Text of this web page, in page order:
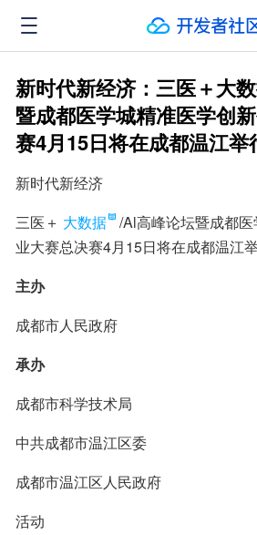
新时代新经济：三医＋大
暨成都医学城精准医学创
赛4月15日将在成都温江举
新时代新经济
三医＋ 大数据
/Al高峰论坛暨成都
业大赛总决赛4月15日将在成都温江举
主办
成都市人民政府
承办
成都市科学技术局
中共成都市温江区委
成都市温江区人民政府
活动